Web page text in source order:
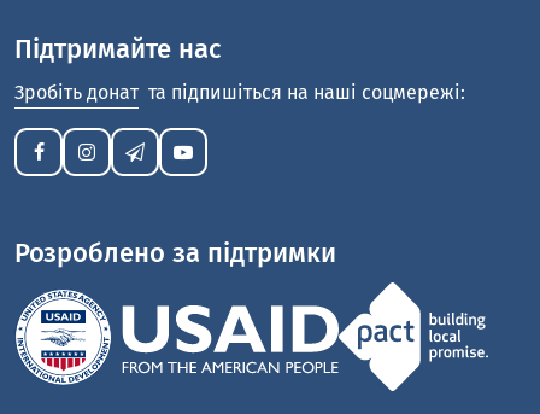
Підтримайте нас
Зробіть донат та підпишіться на наші соцмережі:
Розроблено за підтримки